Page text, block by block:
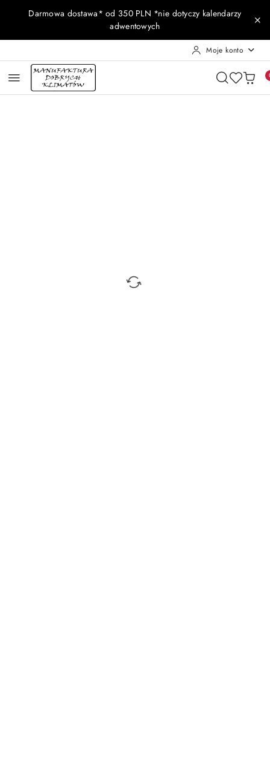
Przejdź do treści głównej
Przejdź do wyszukiwarki
Przejdź do moje konto
Przejdź do menu głównego
Przejdź do opisu produktu
Przejdź do stopki
Darmowa dostawa* od 350 PLN *nie dotyczy kalendarzy
adwentowych
Moje konto